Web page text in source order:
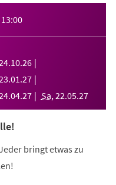
13:00
.10.26
.01 .27
.04.27 Sa, 22.05.27
bringt etwas zu